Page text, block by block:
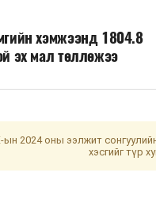
хэмжээнд 1804.8
эх мал төллөжээ
2024 оны ээлжит
хэсгийг түр